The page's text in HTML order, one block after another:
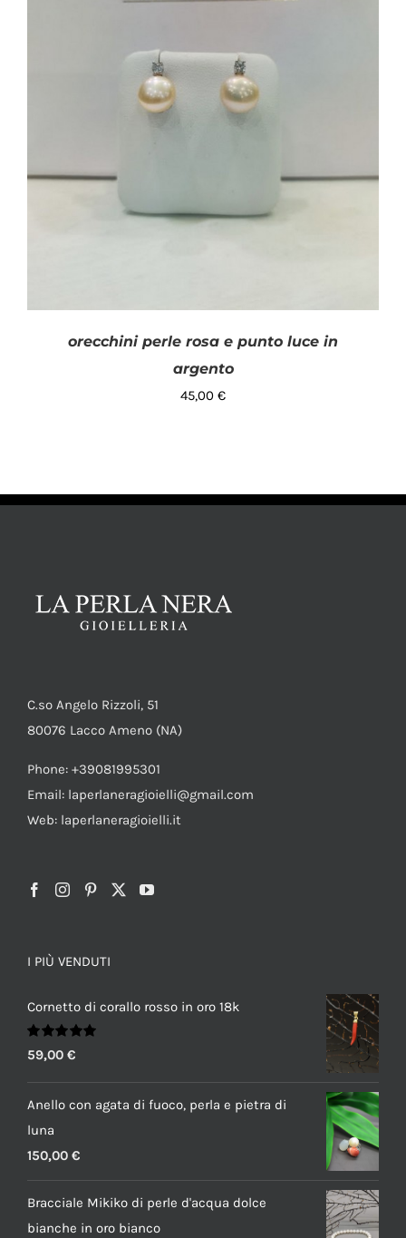
PRODOTTI
Orecchini(1)
Disponibile
orecchini perle rosa e punto luce in
argento
45,00 €
C.so Angelo Rizzoli, 51
80076 Lacco Ameno (NA)
Phone: +39081995301
Email: laperlaneragioielli@gmail.com
Web: laperlaneragioielli.it
I PIÙ VENDUTI
Cornetto di corallo rosso in oro 18k
Valutato
5.00
59,00 €
Anello con agata di fuoco, perla e pietra di
luna
150,00 €
Bracciale Mikiko di perle d'acqua dolce
bianche in oro bianco